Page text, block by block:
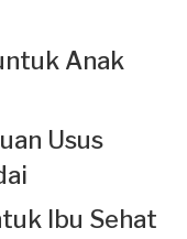
Anak
Usus
Ibu Sehat